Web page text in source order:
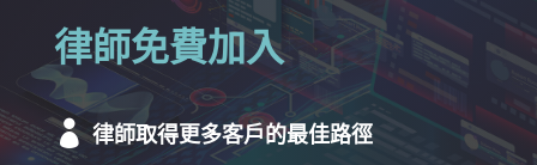
律師免費加入
 律師取得更多客戶的最佳路徑